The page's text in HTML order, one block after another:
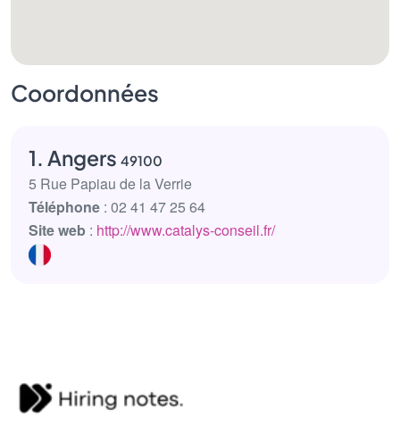
Coordonnées
1. Angers 49100
5 Rue Papiau de la Verrie
Téléphone : 02 41 47 25 64
Site web : http://www.catalys-conseil.fr/